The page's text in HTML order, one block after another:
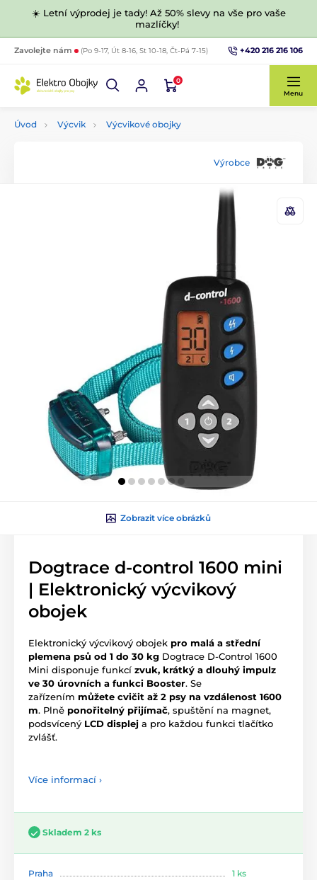
☀️ Letní výprodej je tady! Až 50% slevy na vše pro vaše
mazlíčky!
Zavolejte nám (Po 9-17, Út 8-16, St 10-18, Čt-Pá 7-15) +420 216 216 106
0
Menu
Úvod Výcvik Výcvikové obojky
Výrobce
Zobrazit více obrázků
Dogtrace d-control 1600 mini
| Elektronický výcvikový
obojek
Elektronický výcvikový obojek pro malá a střední
plemena psů od 1 do 30 kg Dogtrace D-Control 1600
Mini disponuje funkcí zvuk, krátký a dlouhý impulz
ve 30 úrovních a funkci Booster. Se
zařízením můžete cvičit až 2 psy na vzdálenost 1600
m. Plně ponořitelný přijímač, spuštění na magnet,
podsvícený LCD displej a pro každou funkci tlačítko
zvlášť.
Více informací ›
Skladem 2 ks
Praha
1 ks